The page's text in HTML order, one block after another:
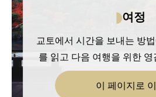
여정
교토에서 시간을 보내는 방
를 읽고 다음 여행을 위한
이 페이지로